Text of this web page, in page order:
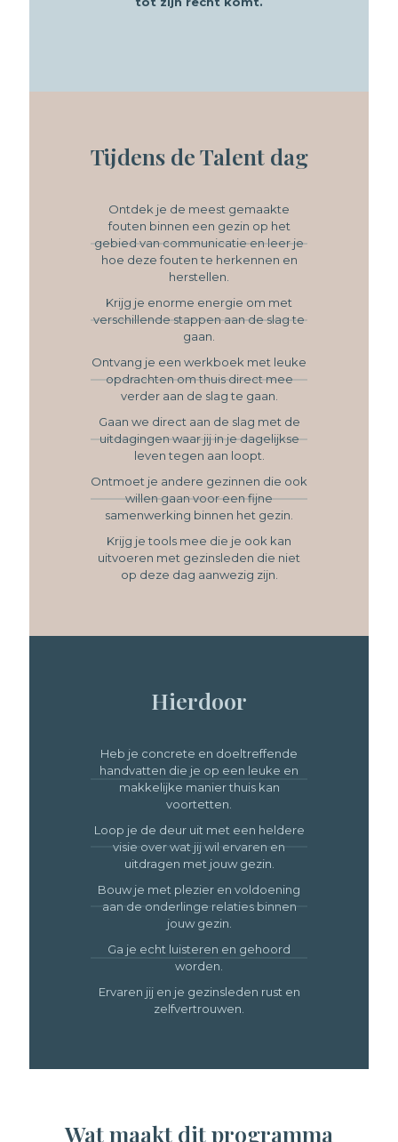
Tijdens de Talent dag
Ontdek je de meest gemaakte
fouten binnen een gezin op het
gebied van communicatie en leer je
hoe deze fouten te herkennen en
herstellen.
Krijg je enorme energie om met
verschillende stappen aan de slag te
gaan.
Ontvang je een werkboek met leuke
opdrachten om thuis direct mee
verder aan de slag te gaan.
Gaan we direct aan de slag met de
uitdagingen waar jij in je dagelijkse
leven tegen aan loopt.
Ontmoet je andere gezinnen die ook
willen gaan voor een fijne
samenwerking binnen het gezin.
Krijg je tools mee die je ook kan
uitvoeren met gezinsleden die niet
op deze dag aanwezig zijn.
Hierdoor
Heb je concrete en doeltreffende
handvatten die je op een leuke en
makkelijke manier thuis kan
voortetten.
Loop je de deur uit met een heldere
visie over wat jij wil ervaren en
uitdragen met jouw gezin.
Bouw je met plezier en voldoening
aan de onderlinge relaties binnen
jouw gezin.
Ga je echt luisteren en gehoord
worden.
Ervaren jij en je gezinsleden rust en
zelfvertrouwen.
Wat maakt dit programma